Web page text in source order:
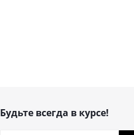
Будьте всегда в курсе!